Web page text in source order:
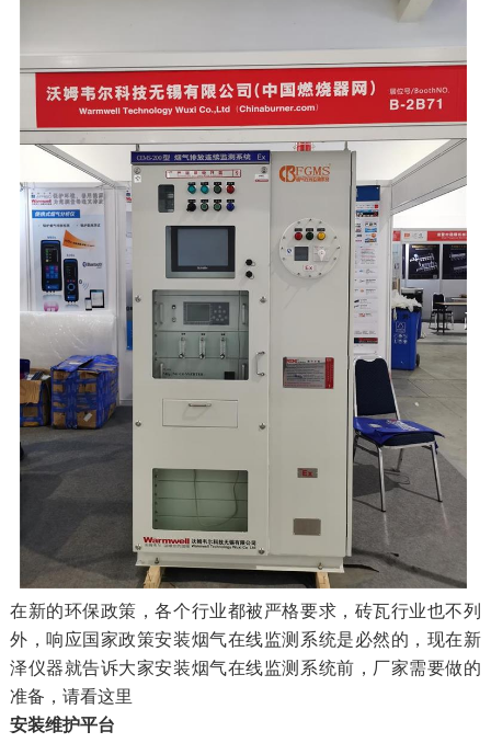
在新的环保政策，各个行业都被严格要求，砖瓦行业也不列
外，响应国家政策安装烟气在线监测系统是必然的，现在新
泽仪器就告诉大家安装烟气在线监测系统前，厂家需要做的
准备，请看这里
安装维护平台